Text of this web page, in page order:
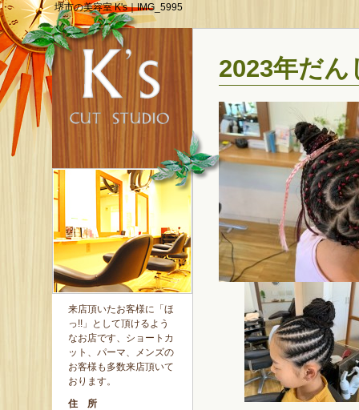
堺市の美容室 K's｜IMG_5995
来店頂いたお客様に「ほ
っ!!」として頂けるよう
なお店です、ショートカ
ット、パーマ、メンズの
お客様も多数来店頂いて
おります。
住 所
2023年だ